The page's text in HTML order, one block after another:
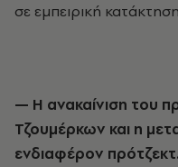
σε εμπειρική
— Η ανακαίνιση του πρώην σχολείου στα Φράστα
Τζουμέρκων και η
ενδιαφέρον